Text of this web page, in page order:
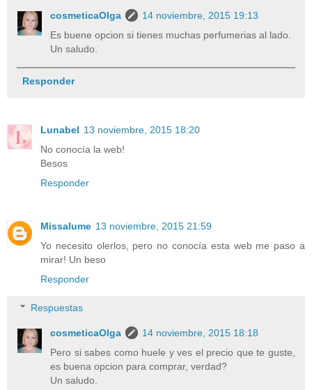
cosmeticaOlga
14 noviembre, 2015 19:13
Es buene opcion si tienes muchas perfumerias al lado.
Un saludo.
Responder
Lunabel 13 noviembre, 2015 18:20
No conocía la web!
Besos
Responder
Missalume 13 noviembre, 2015 21:59
Yo necesito olerlos, pero no conocía esta web me paso a
mirar! Un beso
Responder
Respuestas
cosmeticaOlga
14 noviembre, 2015 18:18
Pero si sabes como huele y ves el precio que te guste,
es buena opcion para comprar, verdad?
Un saludo.